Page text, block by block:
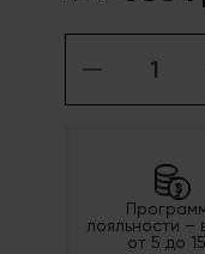
лояльности –
от 5 до